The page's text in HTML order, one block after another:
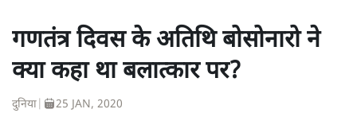
गणतंत्र दिवस के अतिथि बोसोनारो ने
क्या कहा था बलात्कार पर?
दुनिया 25 JAN, 2020